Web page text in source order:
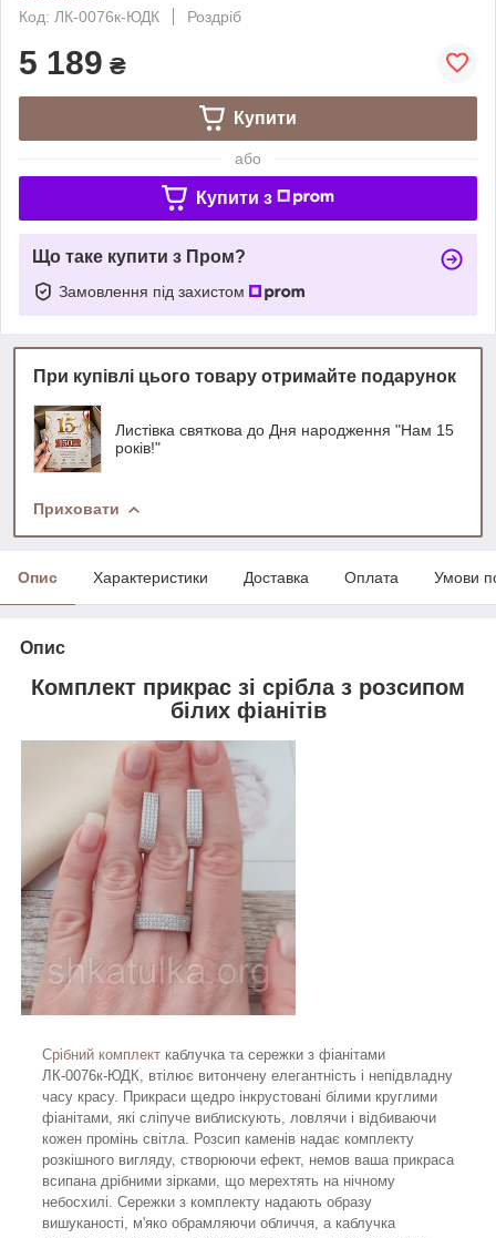
Код: ЛК-0076к-ЮДК
Роздріб
5 189 ₴
Купити
або
Купити з
Що таке купити з Пром?
Замовлення під захистом
При купівлі цього товару отримайте подарунок
Листівка святкова до Дня народження "Нам 15
років!"
Приховати
Опис Характеристики Доставка Оплата Умови
Опис
Комплект прикрас зі срібла з розсипом
білих фіанітів
Срібний комплект каблучка та сережки з фіанітами
ЛК-0076к-ЮДК, втілює витончену елегантність і непідвладну
часу красу. Прикраси щедро інкрустовані білими круглими
фіанітами, які сліпуче виблискують, ловлячи і відбиваючи
кожен промінь світла. Розсип каменів надає комплекту
розкішного вигляду, створюючи ефект, немов ваша прикраса
всипана дрібними зірками, що мерехтять на нічному
небосхилі. Сережки з комплекту надають образу
вишуканості, м'яко обрамляючи обличчя, а каблучка